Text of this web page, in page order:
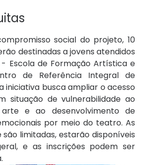
social do projeto, 10
destinadas a jovens atendidos
- Escola de Formação Artística e
de Referência Integral de
iniciativa busca ampliar o acesso
situação de vulnerabilidade ao
e ao desenvolvimento de
por meio do teatro. As
são limitadas, estarão disponíveis
e as inscrições podem ser